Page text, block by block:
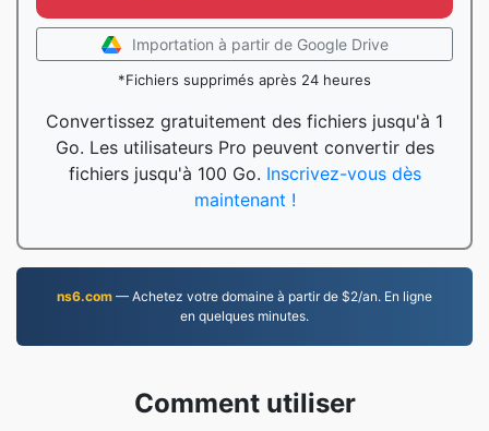
Importation à partir de Google Drive
*Fichiers supprimés après 24 heures
Convertissez gratuitement des fichiers jusqu'à 1
Go. Les utilisateurs Pro peuvent convertir des
fichiers jusqu'à 100 Go. Inscrivez-vous dès
maintenant !
ns6.com — Achetez votre domaine à partir de $2/an. En ligne
en quelques minutes.
Comment utiliser